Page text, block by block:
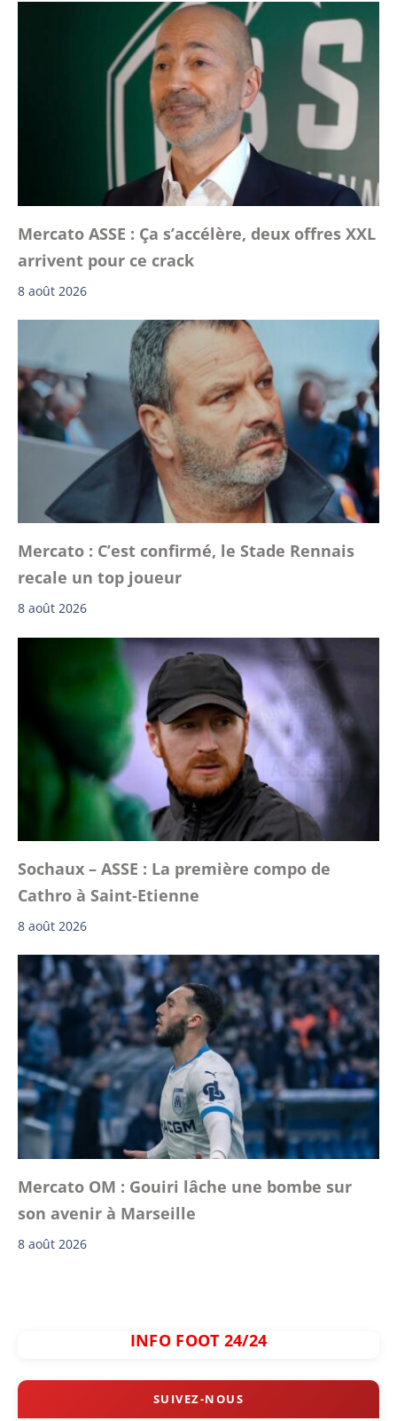
Mercato ASSE : Ça s’accélère, deux offres XXL
arrivent pour ce crack
8 août 2026
Mercato : C’est confirmé, le Stade Rennais
recale un top joueur
8 août 2026
Sochaux – ASSE : La première compo de
Cathro à Saint-Etienne
8 août 2026
Mercato OM : Gouiri lâche une bombe sur
son avenir à Marseille
8 août 2026
INFO FOOT 24/24